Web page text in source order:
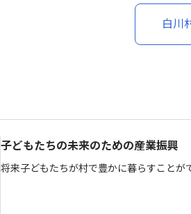
口
白川
子どもたちの未来のための産業振興
将来子どもたちが村で豊かに暮らすことが